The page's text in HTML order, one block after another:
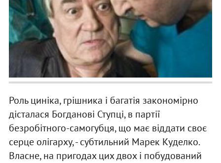
Роль циніка, грішника і багатія закономірно
дісталася Богданові Ступці, в партії
безробітного-самогубця, що має віддати своє
серце олігарху, - субтильний Марек Куделко.
Власне, на пригодах цих двох і побудований